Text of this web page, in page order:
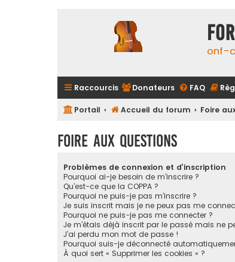
onf-
Raccourcis Donateurs FAQ
Portail Accueil du forum Foire
Foire aux questions
Problèmes de connexion et d’inscription
Pourquoi ai-je besoin de m’inscrire ?
Qu’est-ce que la COPPA ?
Pourquoi ne puis-je pas m’inscrire ?
Je suis inscrit mais je ne peux pas me
Pourquoi ne puis-je pas me connecter ?
Je m’étais déjà inscrit par le passé mais ne
J’ai perdu mon mot de passe !
Pourquoi suis-je déconnecté
À quoi sert « Supprimer les cookies » ?